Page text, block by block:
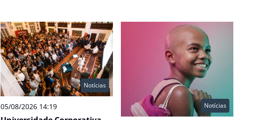
Notícias
05/08/2026 14:19 Notícias